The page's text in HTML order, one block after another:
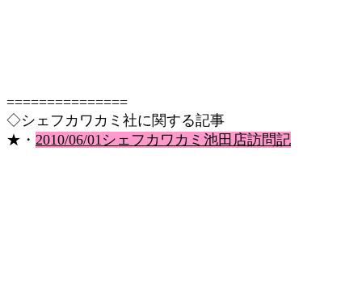
===============
◇シェフカワカミ社に関する記事
★・ 2010/06/01シェフカワカミ池田店訪問記